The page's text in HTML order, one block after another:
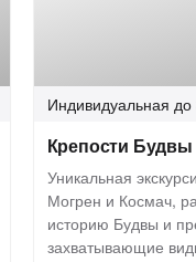
Индивидуальная до
Крепости Будвы
Уникальная
Могрен и Космач,
историю Будвы и
захватывающие